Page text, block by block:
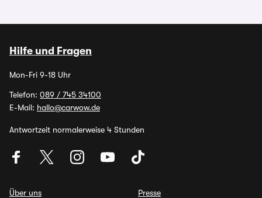
Hilfe und Fragen
Mon-Fri 9-18 Uhr
Telefon: 089 / 745 34100
E-Mail: hallo@carwow.de
Antwortzeit normalerweise 4 Stunden
Über uns
Presse